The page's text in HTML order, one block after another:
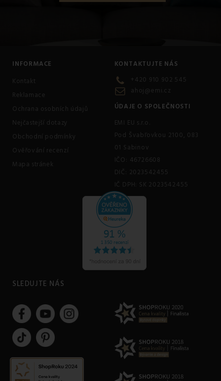
INFORMACE
Kontakt
Reklamace
Ochrana osobních údajů
Nejčastejší dotazy
Obchodní podmínky
Ověřování recenzí
Mapa stránek
KONTAKTUJTE NÁS
+420 910 902 545
ahoj@emi.cz
ÚDAJE O SPOLEČNOSTI
EMI EU s.r.o.
Pod Švabľovkou 2100, 083
01 Sabinov
IČO: 46726608
DIČ: 2023542455
IČ DPH: SK 2023542455
SLEDUJTE NÁS